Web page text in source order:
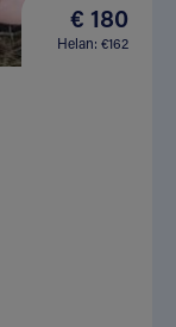
€ 180
Helan: €162